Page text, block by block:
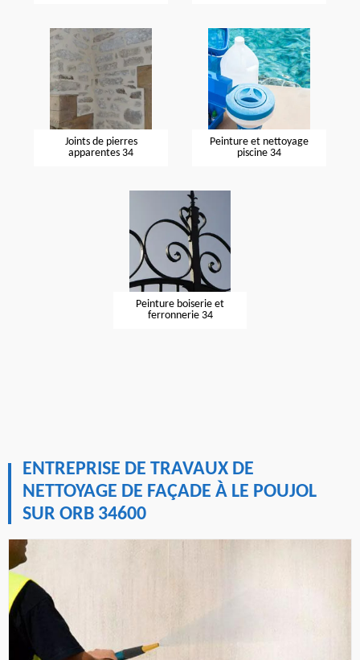
Joints de pierres
apparentes 34
Peinture et nettoyage
piscine 34
Peinture boiserie et
ferronnerie 34
ENTREPRISE DE TRAVAUX DE
NETTOYAGE DE FAÇADE À LE POUJOL
SUR ORB 34600